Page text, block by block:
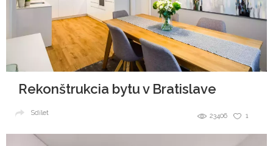
Rekonštrukcia bytu v Bratislave
1
23406
Sdílet